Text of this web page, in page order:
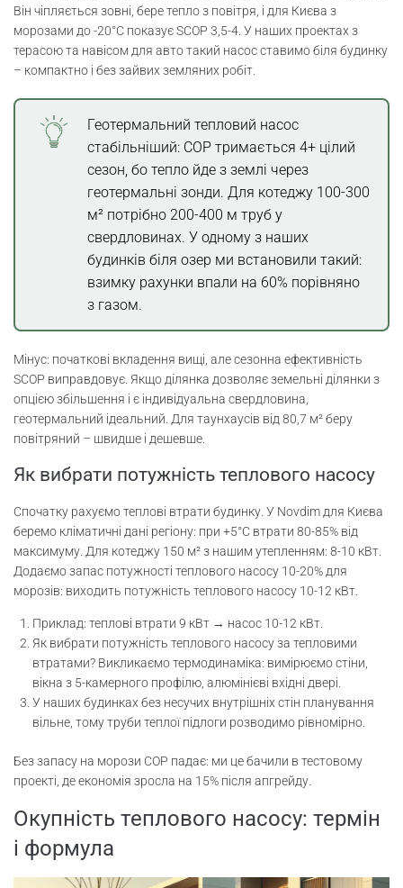
Він чіпляється зовні, бере тепло з повітря, і для Києва з
морозами до -20°C показує SCOP 3,5-4. У наших проектах з
терасою та навісом для авто такий насос ставимо біля будинку
– компактно і без зайвих земляних робіт.
Геотермальний тепловий насос
стабільніший: COP тримається 4+ цілий
сезон, бо тепло йде з землі через
геотермальні зонди. Для котеджу 100-300
м² потрібно 200-400 м труб у
свердловинах. У одному з наших
будинків біля озер ми встановили такий:
взимку рахунки впали на 60% порівняно
з газом.
Мінус: початкові вкладення вищі, але сезонна ефективність
SCOP виправдовує. Якщо ділянка дозволяє земельні ділянки з
опцією збільшення і є індивідуальна свердловина,
геотермальний ідеальний. Для таунхаусів від 80,7 м² беру
повітряний – швидше і дешевше.
Як вибрати потужність теплового насосу
Спочатку рахуємо теплові втрати будинку. У Novdim для Києва
беремо кліматичні дані регіону: при +5°C втрати 80-85% від
максимуму. Для котеджу 150 м² з нашим утепленням: 8-10 кВт.
Додаємо запас потужності теплового насосу 10-20% для
морозів: виходить потужність теплового насосу 10-12 кВт.
Приклад: теплові втрати 9 кВт → насос 10-12 кВт.
Як вибрати потужність теплового насосу за тепловими
втратами? Викликаємо термодинаміка: вимірюємо стіни,
вікна з 5-камерного профілю, алюмінієві вхідні двері.
У наших будинках без несучих внутрішніх стін планування
вільне, тому труби теплої підлоги розводимо рівномірно.
Без запасу на морози COP падає: ми це бачили в тестовому
проекті, де економія зросла на 15% після апгрейду.
Окупність теплового насосу: термін
і формула